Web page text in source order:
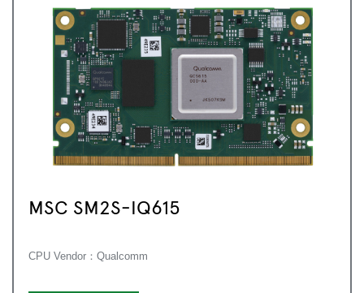
MSC SM2S-IQ615
CPU Vendor：Qualcomm